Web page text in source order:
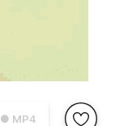
● MP4